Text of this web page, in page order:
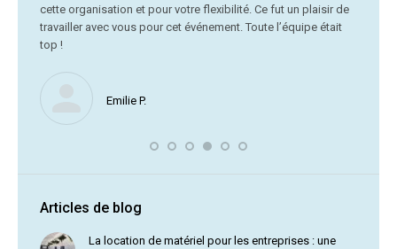
cette organisation et pour votre flexibilité. Ce fut un plaisir de
travailler avec vous pour cet événement. Toute l’équipe était
top !
Emilie P.
Articles de blog
La location de matériel pour les entreprises : une